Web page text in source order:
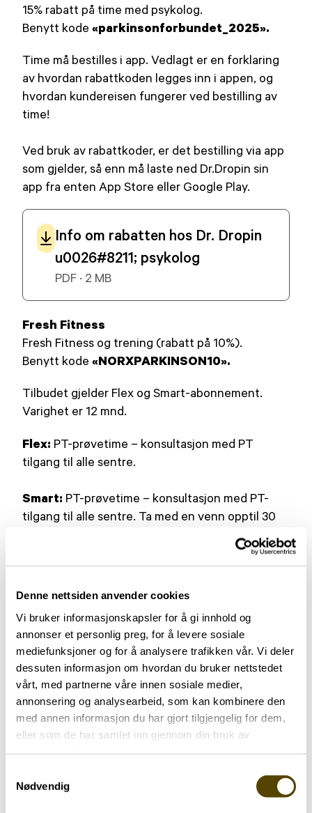
Denne nettsiden anvender cookies
Vi bruker informasjonskapsler for å gi innhold og
annonser et personlig preg, for å levere sosiale
mediefunksjoner og for å analysere trafikken vår. Vi deler
dessuten informasjon om hvordan du bruker nettstedet
vårt, med partnerne våre innen sosiale medier,
annonsering og analysearbeid, som kan kombinere den
med annen informasjon du har gjort tilgjengelig for dem,
eller som de har samlet inn gjennom din bruk av
Nødvendig
15% rabatt på time med psykolog.
Benytt kode«parkinsonforbundet_2025».
Time må bestilles i app. Vedlagt er en forklaring
av hvordan rabattkoden legges inn i appen, og
hvordan kundereisen fungerer ved bestilling av
time!
Ved bruk av rabattkoder, er det bestilling via app
som gjelder, så enn må laste ned Dr.Dropin sin
app fra enten App Store eller Google Play.
Info om rabatten hos Dr. Dropin
u0026#8211; psykolog
PDF · 2 MB
Fresh Fitness
Fresh Fitness og trening (rabatt på 10%).
Benytt kode«NORXPARKINSON10».
Tilbudet gjelder Flex og Smart-abonnement.
Varighet er 12 mnd.
Flex: PT-prøvetime – konsultasjon med PT
tilgang til alle sentre.
Smart: PT-prøvetime – konsultasjon med PT-
tilgang til alle sentre. Ta med en venn opptil 30
ganger i måneden. Gratis frys én periode. På
finner du mer informasjon,
og en oversikt over blant annet treningssentre.
Les mer om øvrige medlemsfordeler
Lignende aktueltsaker